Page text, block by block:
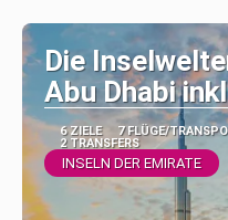
Die
Abu Dhabi
6 ZIELE 7 FLÜGE/
2 TRANSFERS
INSELN DER EMIRATE